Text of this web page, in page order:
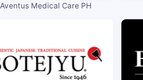
Aventus Medical Care PH